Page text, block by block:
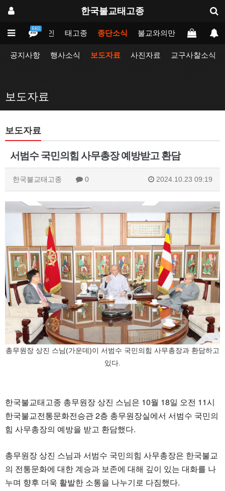
한국불교태고종
BBS
메인 태고종 종단소식 불교와의만남 업무포털
공지사항 행사소식 보도자료 사진자료 교구사찰소식
보도자료
보도자료
서범수 국민의힘 사무총장 예방받고 환담
한국불교태고종 0 2024.10.23 09:19
총무원장 상진 스님(가운데)이 서범수 국민의힘 사무총장과 환담하고
있다.
한국불교태고종 총무원장 상진 스님은 10월 18일 오전 11시
한국불교전통문화전승관 2층 총무원장실에서 서범수 국민의
힘 사무총장의 예방을 받고 환담했다.
총무원장 상진 스님과 서범수 국민의힘 사무총장은 한국불교
의 전통문화에 대한 계승과 보존에 대해 깊이 있는 대화를 나
누며 향후 더욱 활발한 소통을 나누기로 다짐했다.